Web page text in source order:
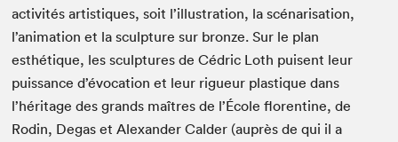
activités artistiques, soit l’illustration, la scénarisation,
l’animation et la sculpture sur bronze. Sur le plan
esthétique, les sculptures de Cédric Loth puisent leur
puissance d’évocation et leur rigueur plastique dans
l’héritage des grands maîtres de l’École florentine, de
Rodin, Degas et Alexander Calder (auprès de qui il a